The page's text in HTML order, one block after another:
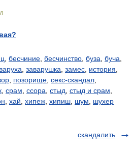
бесчиние бесчинство буза буча
заварушка замес история
позорище секс-скандал
срам ссора стыд стыд и срам
хай хипеж хипиш шум шухер
скандалить